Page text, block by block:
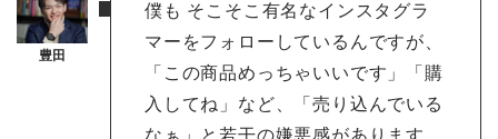
僕も そこそこ有名なインスタグラ
マーをフォローしているんですが、
「この商品めっちゃいいです」「購
入してね」など、「売り込んでいる
なぁ」と若干の嫌悪感があります。